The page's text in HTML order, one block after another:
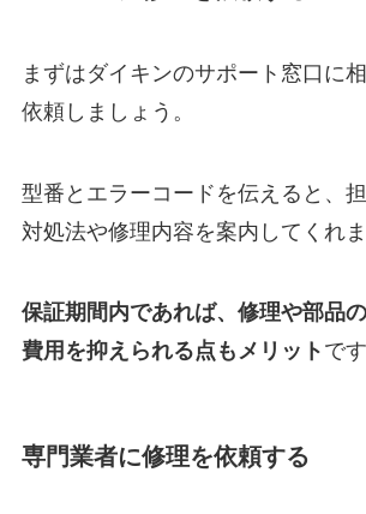
まずはダイキンのサポート窓口に
依頼しましょう。
型番とエラーコードを伝えると、
対処法や修理内容を案内してくれま
保証期間内であれば、修理や部品
費用を抑えられる点もメリット です
専門業者に修理を依頼する